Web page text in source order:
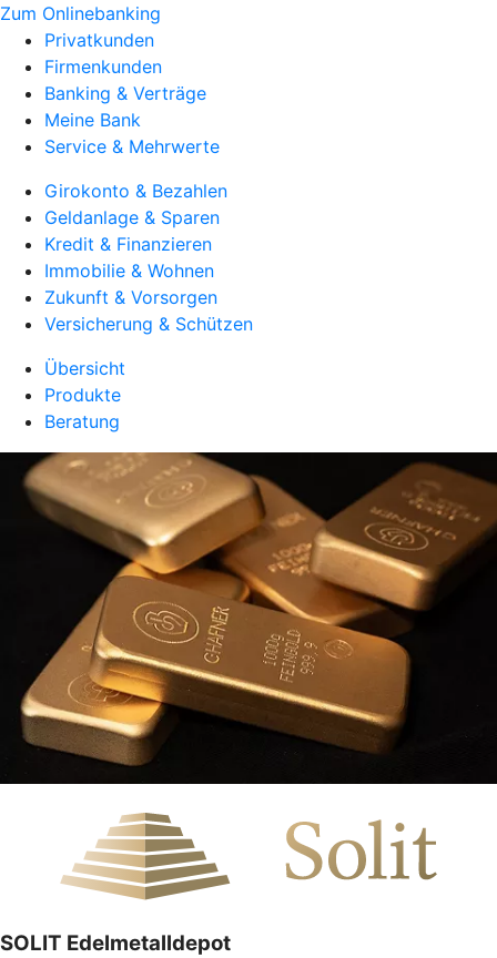
Zum Onlinebanking
Privatkunden
Firmenkunden
Banking & Verträge
Meine Bank
Service & Mehrwerte
Girokonto & Bezahlen
Geldanlage & Sparen
Kredit & Finanzieren
Immobilie & Wohnen
Zukunft & Vorsorgen
Versicherung & Schützen
Übersicht
Produkte
Beratung
SOLIT Edelmetalldepot